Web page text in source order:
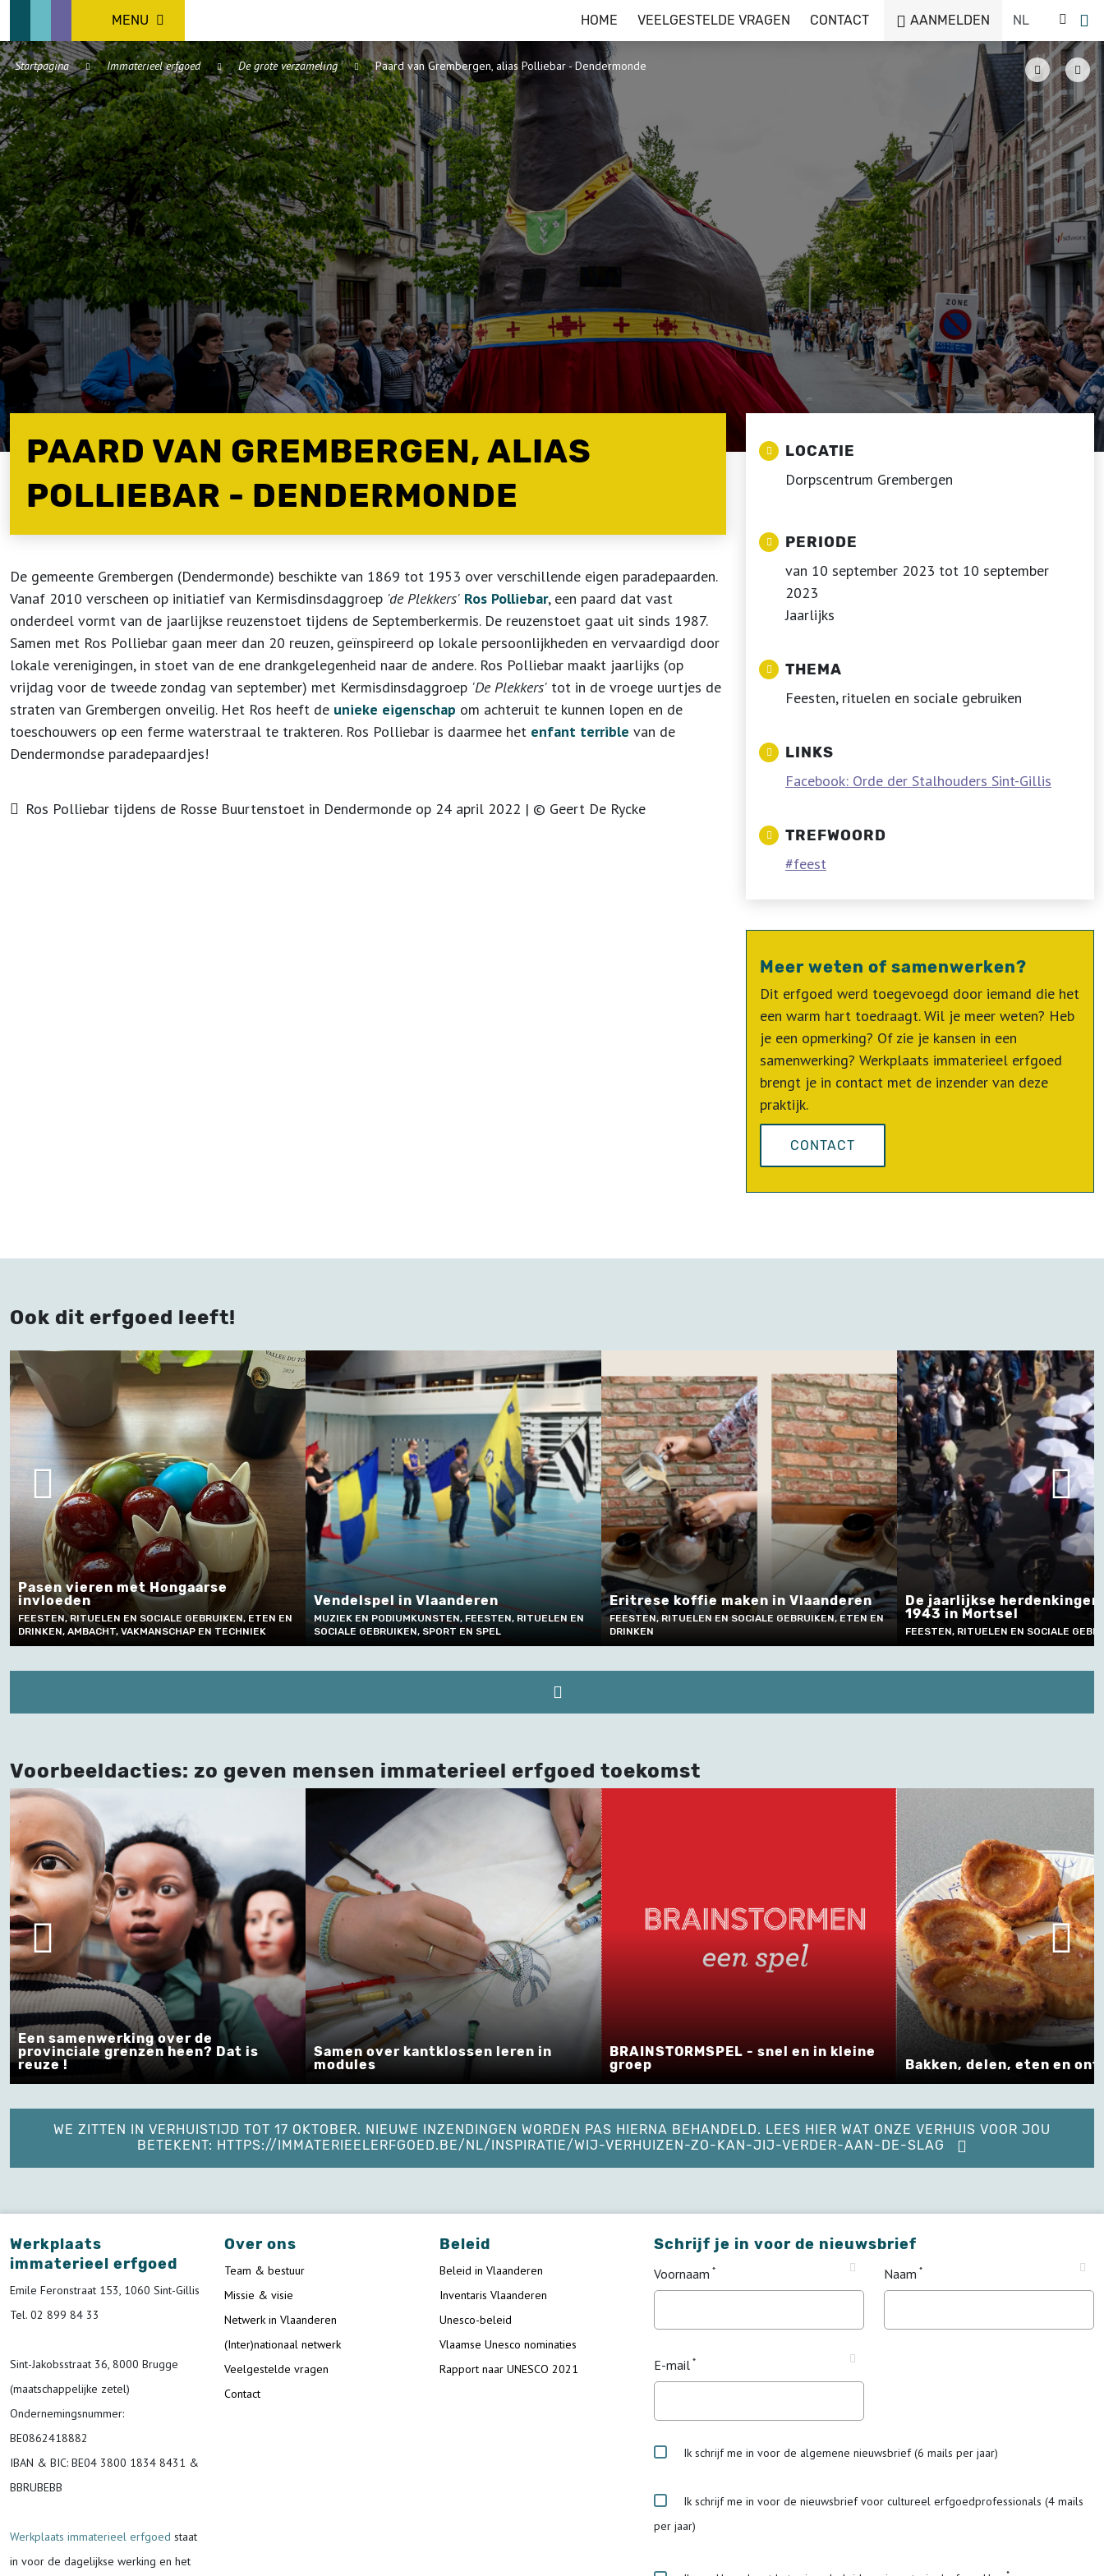
MENU HOME VEELGESTELDE VRAGEN CONTACT AANMELDEN
Startpagina Immaterieel erfgoed De grote verzameling Paard van Grembergen, alias Polliebar - Dendermonde
PAARD VAN GREMBERGEN, ALIAS
POLLIEBAR - DENDERMONDE
De gemeente Grembergen (Dendermonde) beschikte van 1869 tot 1953 over verschillende eigen paradepaarden.
Vanaf 2010 verscheen op initiatief van Kermisdinsdaggroep 'de Plekkers' Ros Polliebar, een paard dat vast
onderdeel vormt van de jaarlijkse reuzenstoet tijdens de Septemberkermis. De reuzenstoet gaat uit sinds 1987.
Samen met Ros Polliebar gaan meer dan 20 reuzen, geïnspireerd op lokale persoonlijkheden en vervaardigd door
lokale verenigingen, in stoet van de ene drankgelegenheid naar de andere. Ros Polliebar maakt jaarlijks (op
vrijdag voor de tweede zondag van september) met Kermisdinsdaggroep 'De Plekkers' tot in de vroege uurtjes de
straten van Grembergen onveilig. Het Ros heeft de unieke eigenschap om achteruit te kunnen lopen en de
toeschouwers op een ferme waterstraal te trakteren. Ros Polliebar is daarmee het enfant terrible van de
Dendermondse paradepaardjes!
Ros Polliebar tijdens de Rosse Buurtenstoet in Dendermonde op 24 april 2022 | © Geert De Rycke
LOCATIE
Dorpscentrum Grembergen
PERIODE
van 10 september 2023 tot 10 september
2023
Jaarlijks
THEMA
Feesten, rituelen en sociale gebruiken
LINKS
Facebook: Orde der Stalhouders Sint-Gillis
TREFWOORD
feest
Meer weten of samenwerken?
Dit erfgoed werd toegevoegd door iemand die het
een warm hart toedraagt. Wil je meer weten? Heb
je een opmerking? Of zie je kansen in een
samenwerking? Werkplaats immaterieel erfgoed
brengt je in contact met de inzender van deze
praktijk.
CONTACT
Ook dit erfgoed leeft!
Pasen vieren met Hongaarse
invloeden
FEESTEN, RITUELEN EN SOCIALE GEBRUIKEN, ETEN EN
DRINKEN, AMBACHT, VAKMANSCHAP EN TECHNIEK
Vendelspel in Vlaanderen
MUZIEK EN PODIUMKUNSTEN, FEESTEN, RITUELEN EN
SOCIALE GEBRUIKEN, SPORT EN SPEL
Eritrese koffie maken in Vlaanderen
FEESTEN, RITUELEN EN SOCIALE GEBRUIKEN, ETEN EN
DRINKEN
De jaarlijkse herdenkingen
1943 in Mortsel
FEESTEN, RITUELEN EN SOCIALE
Voorbeeldacties: zo geven mensen immaterieel erfgoed toekomst
Een samenwerking over de
provinciale grenzen heen? Dat is
reuze !
Samen over kantklossen leren in
modules
BRAINSTORMSPEL - snel en in kleine
groep
Bakken, delen, eten en
WE ZITTEN IN VERHUISTIJD TOT 17 OKTOBER. NIEUWE INZENDINGEN WORDEN PAS HIERNA BEHANDELD. LEES HIER WAT ONZE VERHUIS VOOR JOU
BETEKENT: HTTPS://IMMATERIEELERFGOED.BE/NL/INSPIRATIE/WIJ-VERHUIZEN-ZO-KAN-JIJ-VERDER-AAN-DE-SLAG
Werkplaats
immaterieel erfgoed
Emile Feronstraat 153, 1060 Sint-Gillis
Tel. 02 899 84 33
Sint-Jakobsstraat 36, 8000 Brugge
(maatschappelijke zetel)
Ondernemingsnummer:
BE0862418882
IBAN & BIC: BE04 3800 1834 8431 &
BBRUBEBB
Werkplaats immaterieel erfgoed staat
in voor de dagelijkse werking en het
Over ons
Team & bestuur
Missie & visie
Netwerk in Vlaanderen
(Inter)nationaal netwerk
Veelgestelde vragen
Contact
Beleid
Beleid in Vlaanderen
Inventaris Vlaanderen
Unesco-beleid
Vlaamse Unesco nominaties
Rapport naar UNESCO 2021
Schrijf je in voor de nieuwsbrief
Voornaam Naam
E-mail
Ik schrijf me in voor de algemene nieuwsbrief (6 mails per jaar)
Ik schrijf me in voor de nieuwsbrief voor cultureel erfgoedprofessionals (4 mails
per jaar)